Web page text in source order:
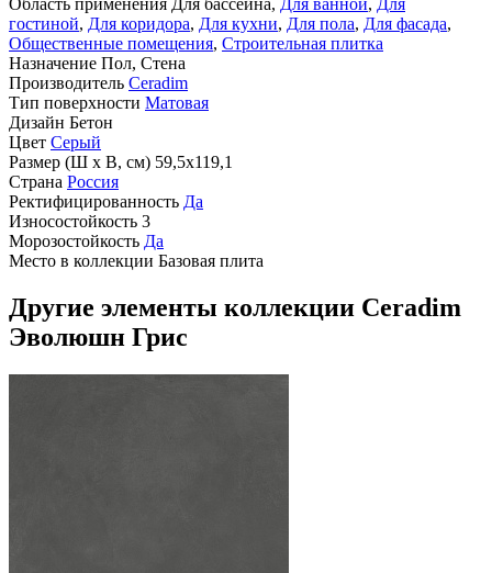
Область применения Для бассейна, Для ванной, Для
гостиной, Для коридора, Для кухни, Для пола, Для фасада,
Общественные помещения, Строительная плитка
Назначение Пол, Стена
Производитель Ceradim
Тип поверхности Матовая
Дизайн Бетон
Цвет Серый
Размер (Ш х В, см) 59,5х119,1
Страна Россия
Ректифицированность Да
Износостойкость 3
Морозостойкость Да
Место в коллекции Базовая плита
Другие элементы коллекции Ceradim
Эволюшн Грис